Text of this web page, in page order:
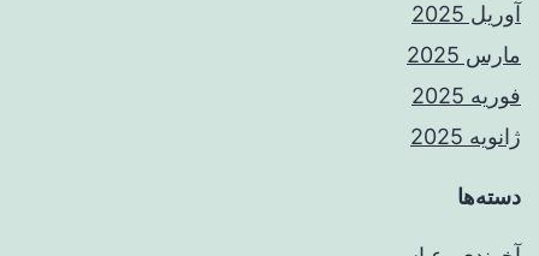
آوریل 2025
مارس 2025
فوریه 2025
ژانویه 2025
دسته‌ها